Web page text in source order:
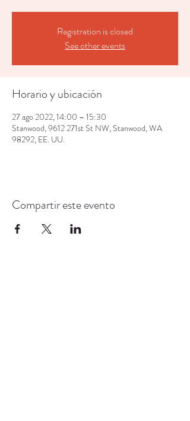
Registration is closed
See other events
Horario y ubicación
27 ago 2022, 14:00 – 15:30
Stanwood, 9612 271st St NW, Stanwood, WA
98292, EE. UU.
Compartir este evento